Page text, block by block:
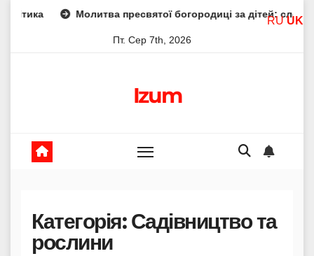
Skipпресвятої богородиці за дітей: слова захисту і
Пт. Сер 7th, 2026
Izum
Категорія:Садівництво та
рослини
RU UK